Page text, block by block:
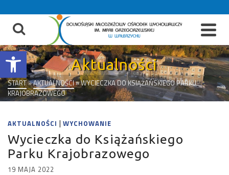
Otwórz pasek narzędzi
treści
Aktualności
START»AKTUALNOŚCI»WYCIECZKA DO KSIĄŻAŃSKIEGO PARKU
KRAJOBRAZOWEGO
AKTUALNOŚCI | WYCHOWANIE
Wycieczka do Książańskiego
Parku Krajobrazowego
19 MAJA 2022